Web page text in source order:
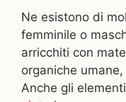
Ne esistono di
femminile o
arricchiti con
organiche
Anche gli